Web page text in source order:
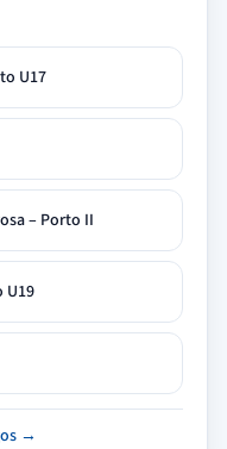
U17
– Porto II
U19
→